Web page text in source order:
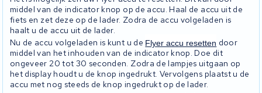
middel van de indicator knop op de accu. Haal de accu uit de
fiets en zet deze op de lader. Zodra de accu volgeladen is
haalt u de accu uit de lader.
Nu de accu volgeladen is kunt u de Flyer accu resetten door
middel van het inhouden van de indicator knop. Doe dit
ongeveer 20 tot 30 seconden. Zodra de lampjes uitgaan op
het display houdt u de knop ingedrukt. Vervolgens plaatst u de
accu met nog steeds de knop ingedrukt op de lader.